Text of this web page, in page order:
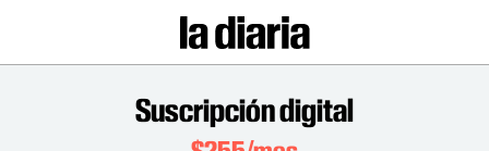
Suscripción digital